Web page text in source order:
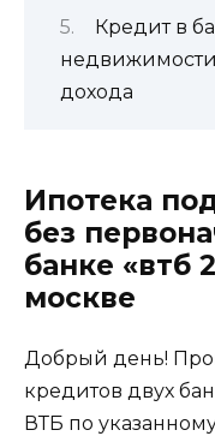
Кредит в
дохода
Ипотека
без
банке «втб
москве
Добрый день!
кредитов двух
ВТБ по